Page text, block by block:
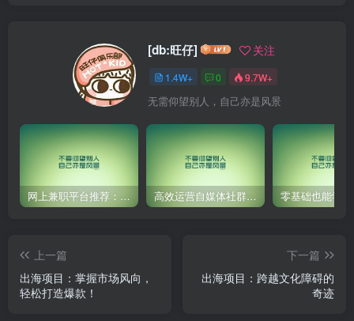
[db:旺仔] 关注
1.4W+ 0 9.7W+
无需仰望别人，自己亦是风景
网上兼职平台推荐：国外网赚任务！ 高效运营自媒体社群，让内容更有价值！
上一篇
出海项目：掌握市场风向，
轻松打造爆款！
下一篇
出海项目：跨越文化障碍的
奇迹